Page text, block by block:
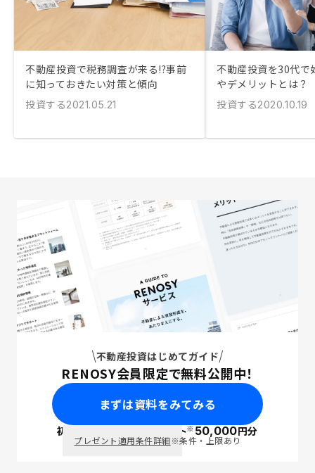
不動産投資で税務調査が来る!?事前
に知っておきたい対策と傾向
投資する2021.05.21
不動産投資を30代で
やデメリットとは？
投資する2020.10.19
不動産投資はじめてガイド
RENOSY会員限定で無料公開中！
まずは資料をみてみる
初回面談で ポイント※50,000円分
プレゼント適用条件詳細※条件・上限あり